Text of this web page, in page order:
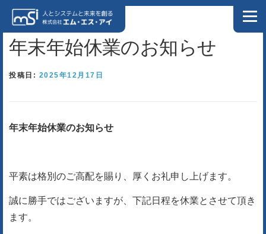
コンテンツへスキップ
メニュ
ホーム 私たちについて ソリューション 会社情報
年末年始休業のお知らせ
投稿日: 2025年12月17日
年末年始休業のお知らせ
平素は格別のご高配を賜り、厚くお礼申し上げます。
誠に勝手ではございますが、下記日程を休業とさせて頂き
ます。